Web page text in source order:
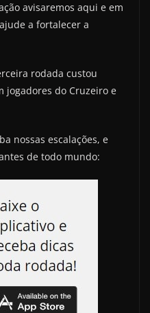
avisaremos aqui e em
a fortalecer a
rodada custou
jogadores do Cruzeiro e
nossas escalações, e
de todo mundo: